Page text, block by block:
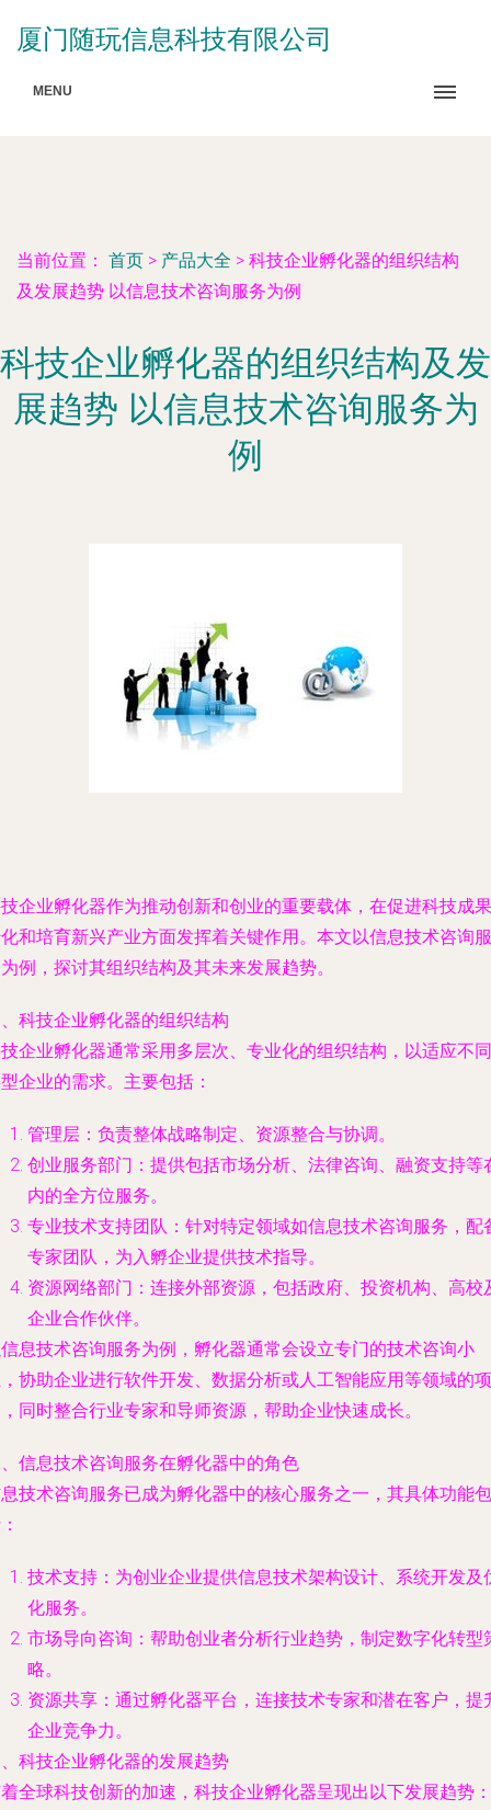
厦门随玩信息科技有限公司
MENU
当前位置： 首页 > 产品大全 > 科技企业孵化器的组织结构
及发展趋势 以信息技术咨询服务为例
科技企业孵化器的组织结构及发
展趋势 以信息技术咨询服务为
例
企业孵化器作为推动创新和创业的重要载体，在促进科技成果
和培育新兴产业方面发挥着关键作用。本文以信息技术咨询服
例，探讨其组织结构及其未来发展趋势。
科技企业孵化器的组织结构
企业孵化器通常采用多层次、专业化的组织结构，以适应不同
企业的需求。主要包括：
管理层：负责整体战略制定、资源整合与协调。
创业服务部门：提供包括市场分析、法律咨询、融资支持等
内的全方位服务。
专业技术支持团队：针对特定领域如信息技术咨询服务，配
专家团队，为入孵企业提供技术指导。
资源网络部门：连接外部资源，包括政府、投资机构、高校
企业合作伙伴。
息技术咨询服务为例，孵化器通常会设立专门的技术咨询小
协助企业进行软件开发、数据分析或人工智能应用等领域的项
同时整合行业专家和导师资源，帮助企业快速成长。
信息技术咨询服务在孵化器中的角色
技术咨询服务已成为孵化器中的核心服务之一，其具体功能包
技术支持：为创业企业提供信息技术架构设计、系统开发及
化服务。
市场导向咨询：帮助创业者分析行业趋势，制定数字化转型
略。
资源共享：通过孵化器平台，连接技术专家和潜在客户，提
企业竞争力。
科技企业孵化器的发展趋势
全球科技创新的加速，科技企业孵化器呈现出以下发展趋势：